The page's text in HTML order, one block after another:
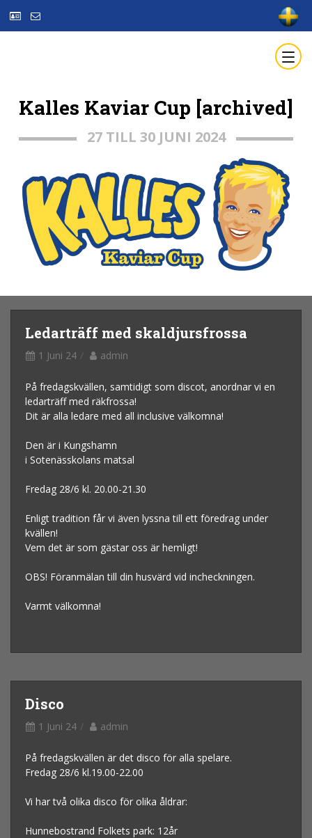
Kalles Kaviar Cup [archived]
27 TILL 30 JUNI 2024
Ledarträff med skaldjursfrossa
1 Juni 24 admin
På fredagskvällen, samtidigt som discot, anordnar vi en
ledarträff med räkfrossa!
Dit är alla ledare med all inclusive välkomna!
Den är i Kungshamn
i Sotenässkolans matsal
Fredag 28/6 kl. 20.00-21.30
Enligt tradition får vi även lyssna till ett föredrag under
kvällen!
Vem det är som gästar oss är hemligt!
OBS! Föranmälan till din husvärd vid incheckningen.
Varmt välkomna!
Disco
1 Juni 24 admin
På fredagskvällen är det disco för alla spelare.
Fredag 28/6 kl.19.00-22.00
Vi har två olika disco för olika åldrar:
Hunnebostrand Folkets park: 12år